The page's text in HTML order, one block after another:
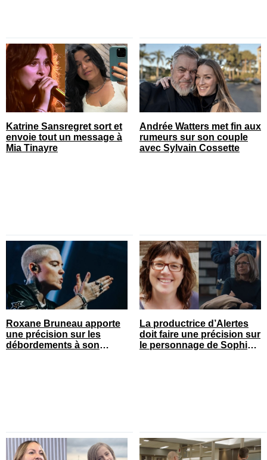
Katrine Sansregret sort et
envoie tout un message à
Mia Tinayre
Andrée Watters met fin aux
rumeurs sur son couple
avec Sylvain Cossette
Roxane Bruneau apporte
une précision sur les
débordements à son
La productrice d’Alertes
doit faire une précision sur
le personnage de Sophie